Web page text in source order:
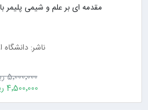
مقدمه ای بر علم و شیمی پلیمر
ناشر: دانشگاه
5٬000٬000 ریال
4٬500٬000 ریال